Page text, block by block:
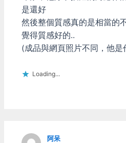
是還好
然後整個質感真的是相當的
覺得質感好的..
(成品與網頁照片不同，他是
Loading...
阿呆